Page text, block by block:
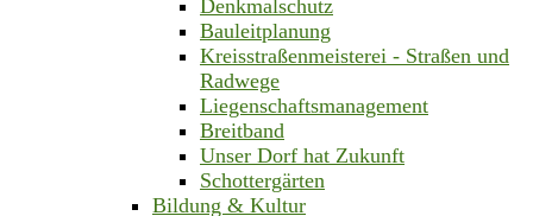
Denkmalschutz
Bauleitplanung
Kreisstraßenmeisterei - Straßen und
Radwege
Liegenschaftsmanagement
Breitband
Unser Dorf hat Zukunft
Schottergärten
Bildung & Kultur